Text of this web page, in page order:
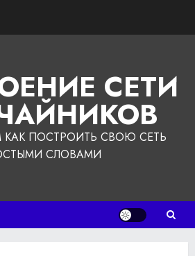
СЕТИ
КАК ПОСТРОИТЬ СВОЮ СЕТЬ
СЛОВАМИ